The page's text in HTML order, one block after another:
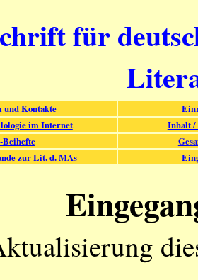
für
und Kontakte
im Internet
Inhalt /
zur Lit. d. MAs